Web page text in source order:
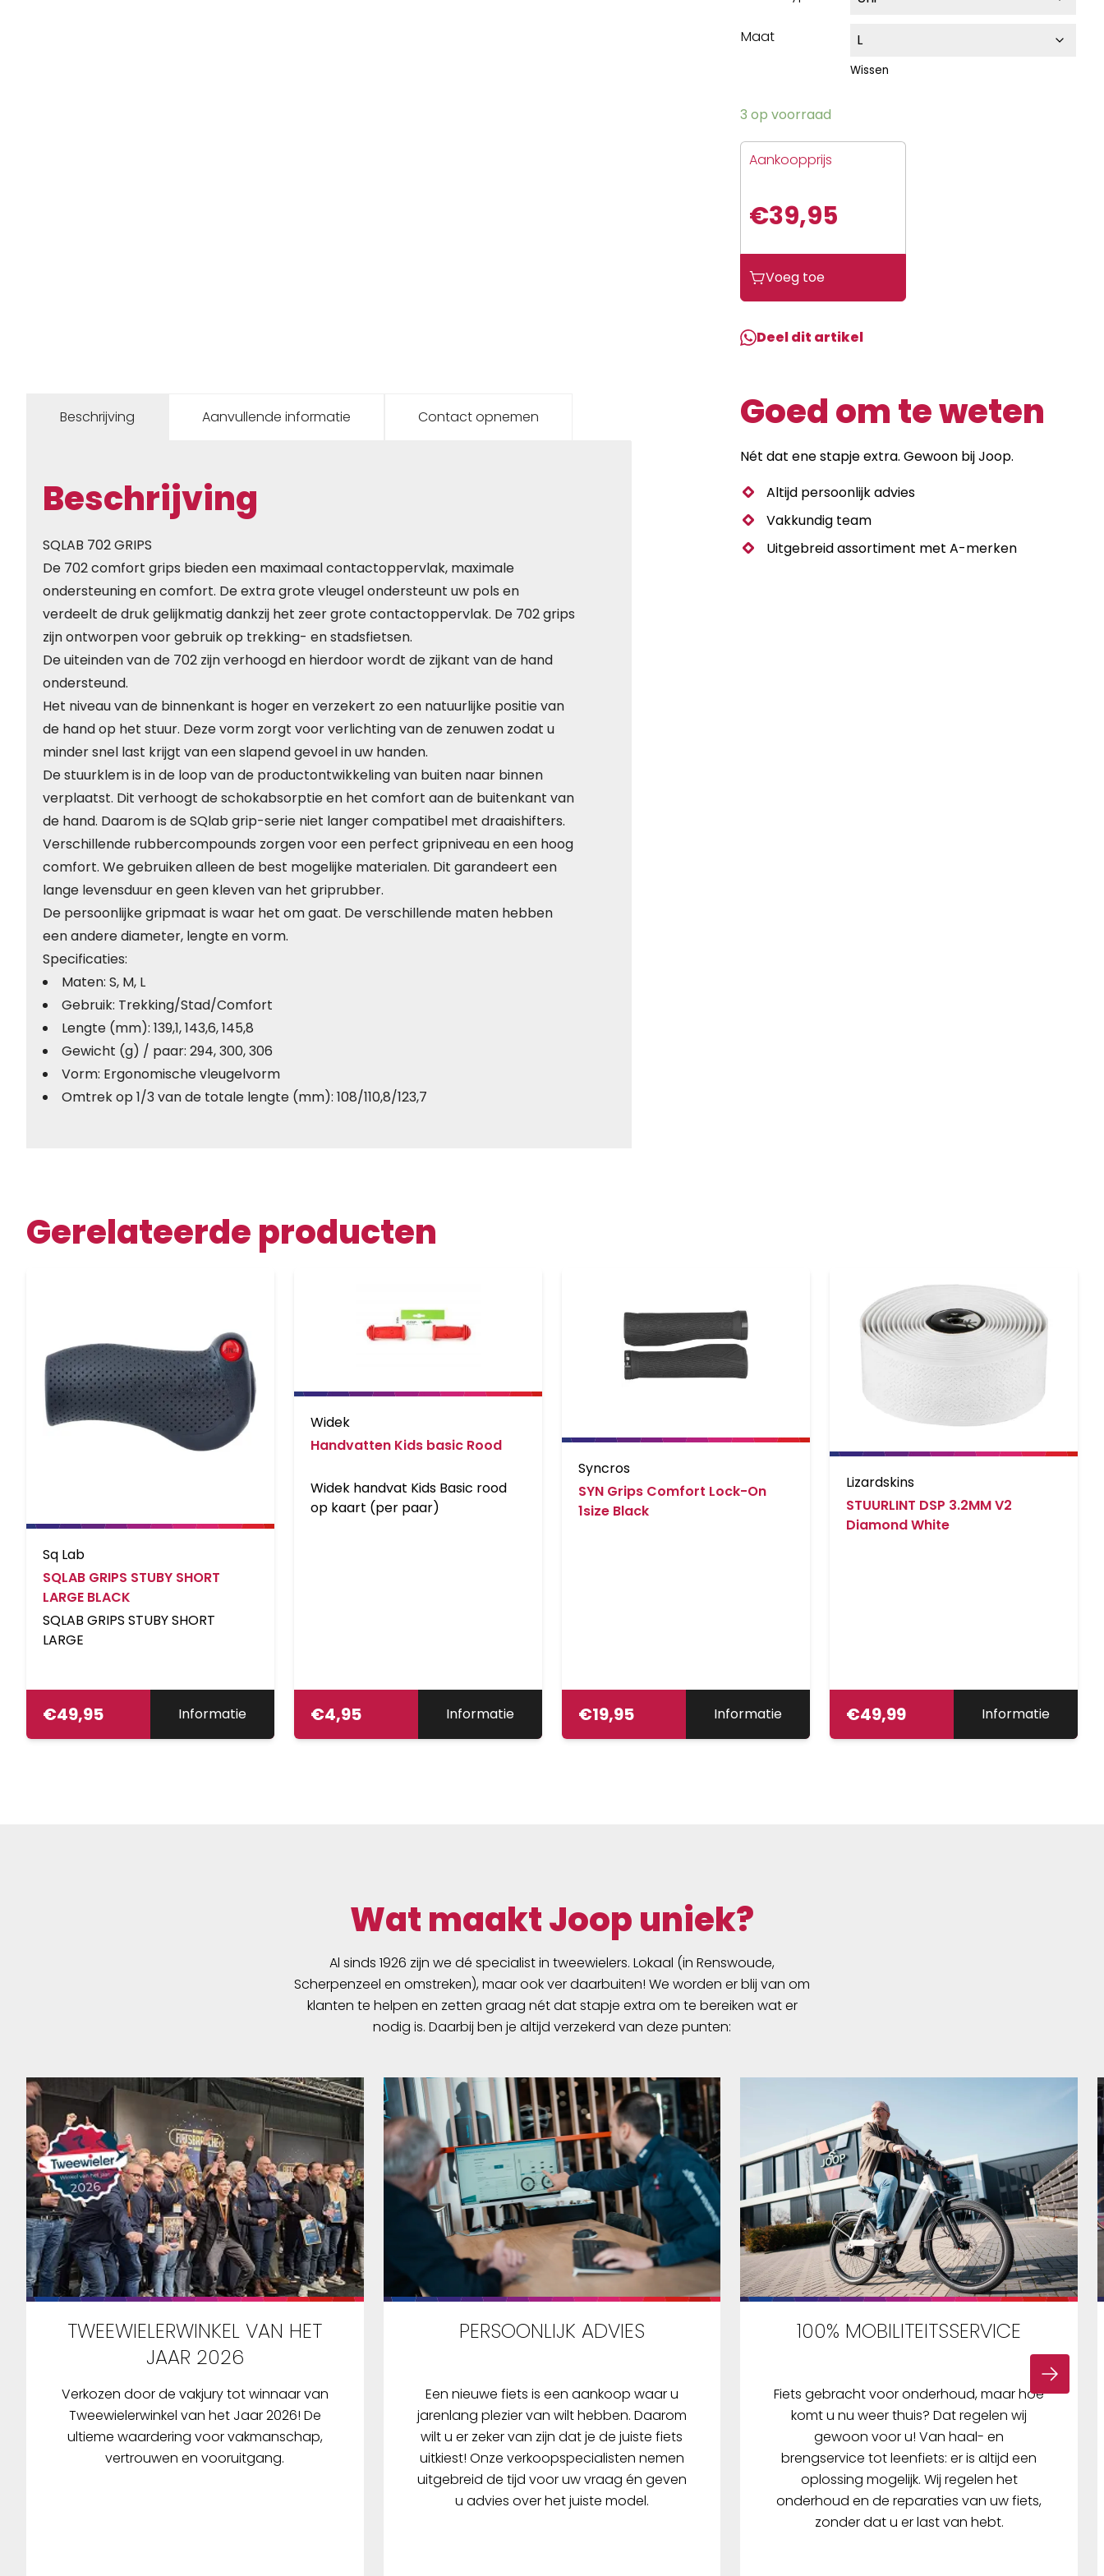
Maat
Wissen
3 op voorraad
Aankoopprijs
€39,95
Voeg toe
Deel dit artikel
Beschrijving Aanvullende informatie Contact opnemen
Beschrijving
SQLAB 702 GRIPS
De 702 comfort grips bieden een maximaal contactoppervlak, maximale
ondersteuning en comfort. De extra grote vleugel ondersteunt uw pols en
verdeelt de druk gelijkmatig dankzij het zeer grote contactoppervlak. De 702 grips
zijn ontworpen voor gebruik op trekking- en stadsfietsen.
De uiteinden van de 702 zijn verhoogd en hierdoor wordt de zijkant van de hand
ondersteund.
Het niveau van de binnenkant is hoger en verzekert zo een natuurlijke positie van
de hand op het stuur. Deze vorm zorgt voor verlichting van de zenuwen zodat u
minder snel last krijgt van een slapend gevoel in uw handen.
De stuurklem is in de loop van de productontwikkeling van buiten naar binnen
verplaatst. Dit verhoogt de schokabsorptie en het comfort aan de buitenkant van
de hand. Daarom is de SQlab grip-serie niet langer compatibel met draaishifters.
Verschillende rubbercompounds zorgen voor een perfect gripniveau en een hoog
comfort. We gebruiken alleen de best mogelijke materialen. Dit garandeert een
lange levensduur en geen kleven van het griprubber.
De persoonlijke gripmaat is waar het om gaat. De verschillende maten hebben
een andere diameter, lengte en vorm.
Specificaties:
Maten: S, M, L
Gebruik: Trekking/Stad/Comfort
Lengte (mm): 139,1, 143,6, 145,8
Gewicht (g) / paar: 294, 300, 306
Vorm: Ergonomische vleugelvorm
Omtrek op 1/3 van de totale lengte (mm): 108/110,8/123,7
Goed om te weten
Nét dat ene stapje extra. Gewoon bij Joop.
Altijd persoonlijk advies
Vakkundig team
Uitgebreid assortiment met A-merken
Gerelateerde producten
Sq Lab
SQLAB GRIPS STUBY SHORT
LARGE BLACK
SQLAB GRIPS STUBY SHORT
LARGE
€49,95 Informatie
Widek
Handvatten Kids basic Rood
Widek handvat Kids Basic rood
op kaart (per paar)
€4,95 Informatie
Syncros
SYN Grips Comfort Lock-On
1size Black
€19,95 Informatie
Lizardskins
STUURLINT DSP 3.2MM V2
Diamond White
€49,99 Informatie
Wat maakt Joop uniek?
Al sinds 1926 zijn we dé specialist in tweewielers. Lokaal (in Renswoude,
Scherpenzeel en omstreken), maar ook ver daarbuiten! We worden er blij van om
klanten te helpen en zetten graag nét dat stapje extra om te bereiken wat er
nodig is. Daarbij ben je altijd verzekerd van deze punten:
TWEEWIELERWINKEL VAN HET
JAAR 2026
Verkozen door de vakjury tot winnaar van
Tweewielerwinkel van het Jaar 2026! De
ultieme waardering voor vakmanschap,
vertrouwen en vooruitgang.
PERSOONLIJK ADVIES
Een nieuwe fiets is een aankoop waar u
jarenlang plezier van wilt hebben. Daarom
wilt u er zeker van zijn dat je de juiste fiets
uitkiest! Onze verkoopspecialisten nemen
uitgebreid de tijd voor uw vraag én geven
u advies over het juiste model.
100% MOBILITEITSSERVICE
Fiets gebracht voor onderhoud, maar hoe
komt u nu weer thuis? Dat regelen wij
gewoon voor u! Van haal- en
brengservice tot leenfiets: er is altijd een
oplossing mogelijk. Wij regelen het
onderhoud en de reparaties van uw fiets,
zonder dat u er last van hebt.